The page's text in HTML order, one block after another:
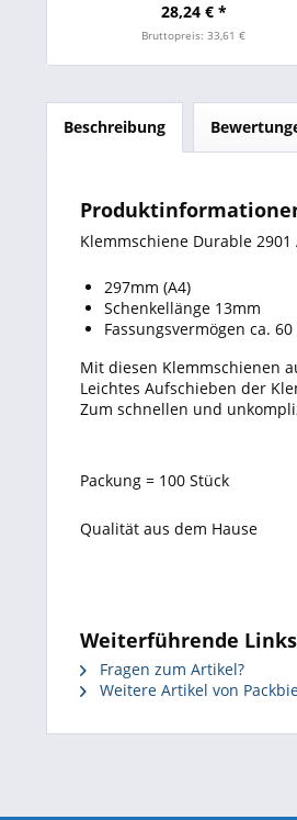
28,24 € *
Bruttopreis: 33,61 €
Beschreibung
Klemmschiene Durable
297mm (A4)
Schenkellänge 13mm
Fassungsvermögen ca.
Mit diesen Klemmschienen
Leichtes Aufschieben der
Zum schnellen und
Packung = 100 Stück
Qualität aus dem Hause
Weiterführende Links
Fragen zum Artikel?
Weitere Artikel von